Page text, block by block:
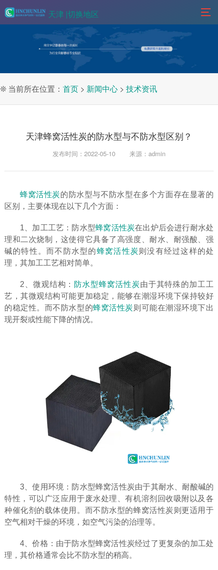
天津 |切换地区
❊ 当前所在位置： 首页 > 新闻中心 > 技术资讯
天津蜂窝活性炭的防水型与不防水型区别？
发布时间：2022-05-10 来源：admin
蜂窝活性炭的防水型与不防水型在多个方面存在显著的
区别，主要体现在以下几个方面：
1、加工工艺：防水型蜂窝活性炭在出炉后会进行耐水处
理和二次烧制，这使得它具备了高强度、耐水、耐强酸、强
碱的特性。而不防水型的蜂窝活性炭 则没有经过这样的处
理，其加工工艺相对简单。
2、微观结构： 防水型蜂窝活性炭由于其特殊的加工工
艺，其微观结构可能更加稳定，能够在潮湿环境下保持较好
的稳定性。而不防水型的蜂窝活性炭 则可能在潮湿环境下出
现开裂或性能下降的情况。
3、使用环境：防水型蜂窝活性炭由于其耐水、耐酸碱的
特性，可以广泛应用于废水处理、有机溶剂回收吸附以及各
种催化剂的载体使用。而不防水型的蜂窝活性炭则更适用于
空气相对干燥的环境，如空气污染的治理等。
4、价格：由于防水型蜂窝活性炭经过了更复杂的加工处
理，其价格通常会比不防水型的稍高。